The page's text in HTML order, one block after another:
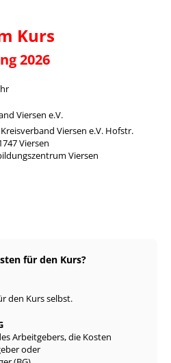
Kurs
2026
Viersen e.V.
Kreisverband Viersen e.V. Hofstr.
Viersen
Viersen
für den Kurs?
den Kurs selbst.
Arbeitgebers, die Kosten
oder